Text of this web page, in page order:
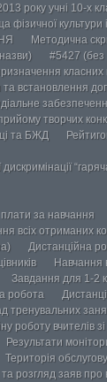
року учні 10-х
фізичної
Методична
#5427 (без
класних
встановлення
творчих
та БЖД
плати за навчання
всіх отриманих
Дистанційна
Навчання
Завдання для 1-2
робота
тренувальних
роботу вчителів
Результати
Територія
розгляд заяв про